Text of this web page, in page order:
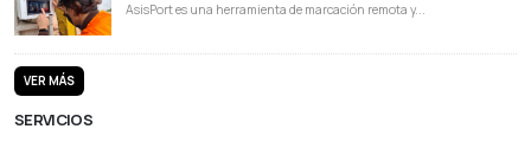
AsisPort es una herramienta de marcación remota y...
VER MÁS
SERVICIOS